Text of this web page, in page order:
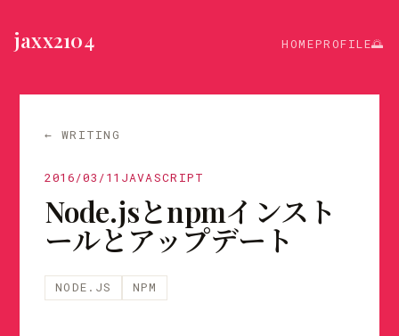
jaxx2104 HOMEPROFILE🌅
← WRITING
2016/03/11 JAVASCRIPT
Node.jsとnpmインスト
ールとアップデート
NODE.JS NPM